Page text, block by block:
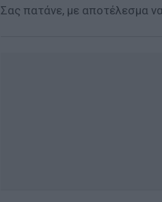
Σας πατάνε, με αποτέλεσμα